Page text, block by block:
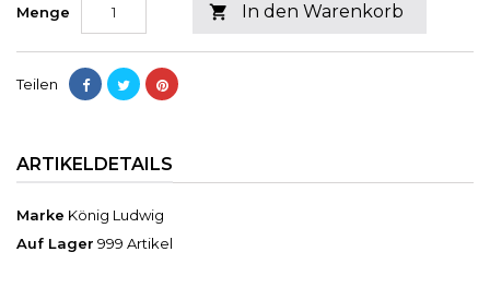
Menge  In den Warenkorb
Teilen
ARTIKELDETAILS
Marke König Ludwig
Auf Lager 999 Artikel